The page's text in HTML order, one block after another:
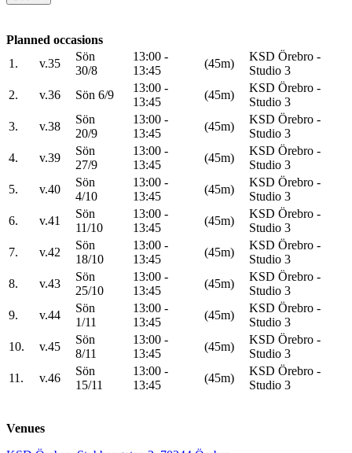
Planned occasions
1.
v.35
Sön
30/8
13:00 -
13:45
(45m)
KSD Örebro -
Studio 3
2.
v.36 Sön 6/9
13:00 -
13:45
(45m)
KSD Örebro -
Studio 3
3.
v.38
Sön
20/9
13:00 -
13:45
(45m)
KSD Örebro -
Studio 3
4.
v.39
Sön
27/9
13:00 -
13:45
(45m)
KSD Örebro -
Studio 3
5.
v.40
Sön
4/10
13:00 -
13:45
(45m)
KSD Örebro -
Studio 3
6.
v.41
Sön
11/10
13:00 -
13:45
(45m)
KSD Örebro -
Studio 3
7.
v.42
Sön
18/10
13:00 -
13:45
(45m)
KSD Örebro -
Studio 3
8.
v.43
Sön
25/10
13:00 -
13:45
(45m)
KSD Örebro -
Studio 3
9.
v.44
Sön
1/11
13:00 -
13:45
(45m)
KSD Örebro -
Studio 3
10.
v.45
Sön
8/11
13:00 -
13:45
(45m)
KSD Örebro -
Studio 3
11.
v.46
Sön
15/11
13:00 -
13:45
(45m)
KSD Örebro -
Studio 3
Venues